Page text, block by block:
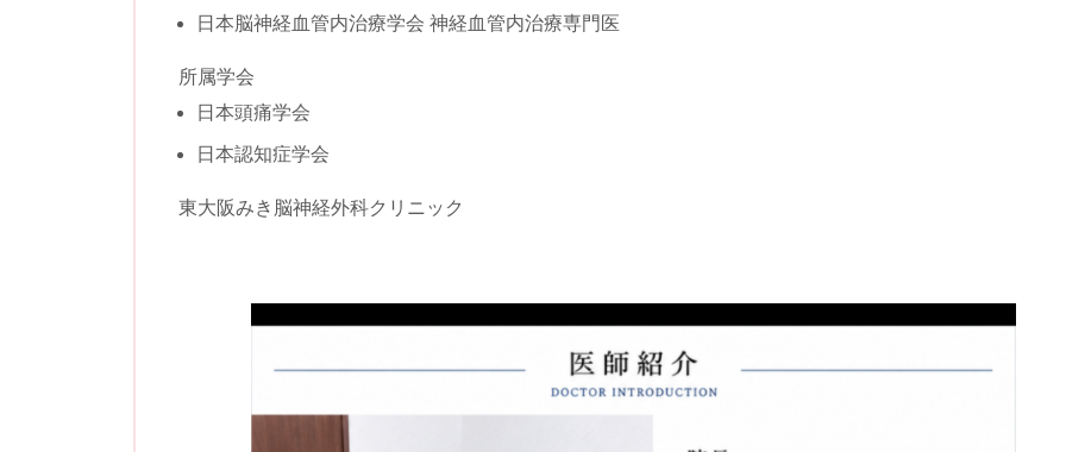
日本脳神経血管内治療学会 神経血管内治療専門医
所属学会
日本頭痛学会
日本認知症学会
東大阪みき脳神経外科クリニック